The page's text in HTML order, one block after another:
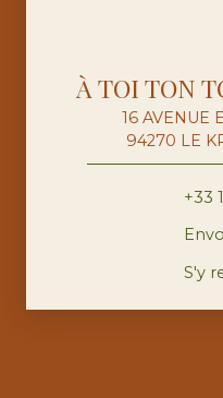
À TOI TON
16 AVENUE
94270 LE
+33
S'y